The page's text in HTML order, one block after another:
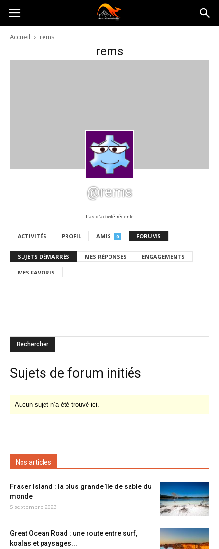
Australia-
australie.com
Accueil rems
rems
@rems
Pas d’activité récente
ACTIVITÉS PROFIL AMIS 0 FORUMS
SUJETS DÉMARRÉS MES RÉPONSES ENGAGEMENTS
MES FAVORIS
Sujets de forum initiés
Aucun sujet n’a été trouvé ici.
Nos articles
Fraser Island : la plus grande île de sable du
monde
5 septembre 2023
Great Ocean Road : une route entre surf,
koalas et paysages...